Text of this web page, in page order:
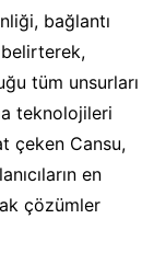
bağlantı
tüm unsurları
teknolojileri
çeken Cansu,
en
çözümler